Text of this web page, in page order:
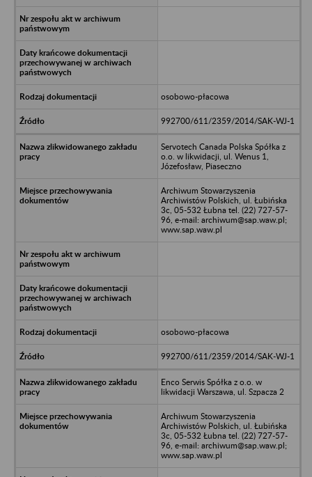
osobowo-płacowa
992700/611/2359/2014/SAK-WJ-1
Servotech Canada Polska Spółka z
o.o. w likwidacji, ul. Wenus 1,
Józefosław, Piaseczno
Archiwum Stowarzyszenia
Archiwistów Polskich, ul. Łubińska
3c, 05-532 Łubna tel. (22) 727-57-
96, e-mail: archiwum@sap.waw.pl;
www.sap.waw.pl
osobowo-płacowa
992700/611/2359/2014/SAK-WJ-1
Enco Serwis Spółka z o.o. w
likwidacji Warszawa, ul. Szpacza 2
Archiwum Stowarzyszenia
Archiwistów Polskich, ul. Łubińska
3c, 05-532 Łubna tel. (22) 727-57-
96, e-mail: archiwum@sap.waw.pl;
www.sap.waw.pl